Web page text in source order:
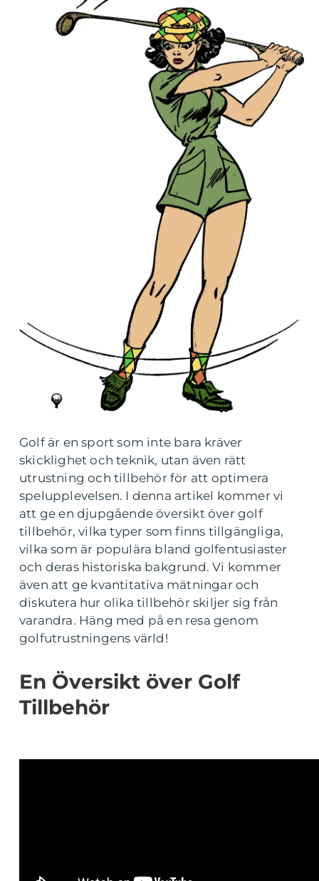
Golf är en sport som inte bara kräver
skicklighet och teknik, utan även rätt
utrustning och tillbehör för att optimera
spelupplevelsen. I denna artikel kommer vi
att ge en djupgående översikt över golf
tillbehör, vilka typer som finns tillgängliga,
vilka som är populära bland golfentusiaster
och deras historiska bakgrund. Vi kommer
även att ge kvantitativa mätningar och
diskutera hur olika tillbehör skiljer sig från
varandra. Häng med på en resa genom
golfutrustningens värld!
En Översikt över Golf
Tillbehör